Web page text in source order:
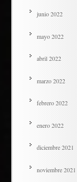
junio 2022
mayo 2022
abril 2022
marzo 2022
febrero 2022
enero 2022
diciembre 2021
noviembre 2021